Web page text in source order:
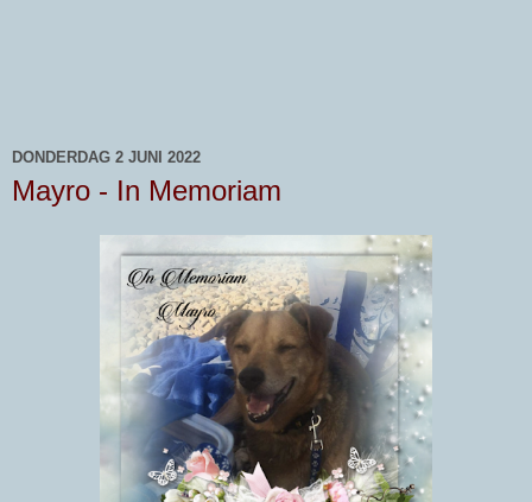
DONDERDAG 2 JUNI 2022
Mayro - In Memoriam